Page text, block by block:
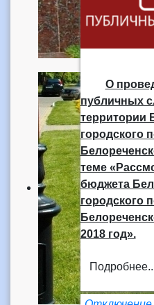
О
публичных
территории
городского
теме
бюджета
городского
2018 год».